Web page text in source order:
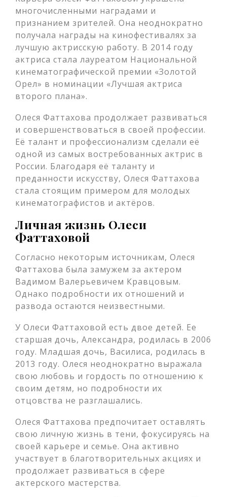
многочисленными наградами и
признанием зрителей. Она неоднократно
получала награды на кинофестивалях за
лучшую актрисскую работу. В 2014 году
актриса стала лауреатом Национальной
кинематографической премии «Золотой
Орел» в номинации «Лучшая актриса
второго плана».
Олеся Фаттахова продолжает развиваться
и совершенствоваться в своей профессии.
Её талант и профессионализм сделали её
одной из самых востребованных актрис в
России. Благодаря её таланту и
преданности искусству, Олеся Фаттахова
стала стоящим примером для молодых
кинематографистов и актёров.
Личная жизнь Олеси
Фаттаховой
Согласно некоторым источникам, Олеся
Фаттахова была замужем за актером
Вадимом Валерьевичем Кравцовым.
Однако подробности их отношений и
развода остаются неизвестными.
У Олеси Фаттаховой есть двое детей. Ее
старшая дочь, Александра, родилась в 2006
году. Младшая дочь, Василиса, родилась в
2013 году. Олеся неоднократно выражала
свою любовь и гордость по отношению к
своим детям, но подробности их
отцовства не разглашались.
Олеся Фаттахова предпочитает оставлять
свою личную жизнь в тени, фокусируясь на
своей карьере и семье. Она активно
участвует в благотворительных акциях и
продолжает развиваться в сфере
актерского мастерства.